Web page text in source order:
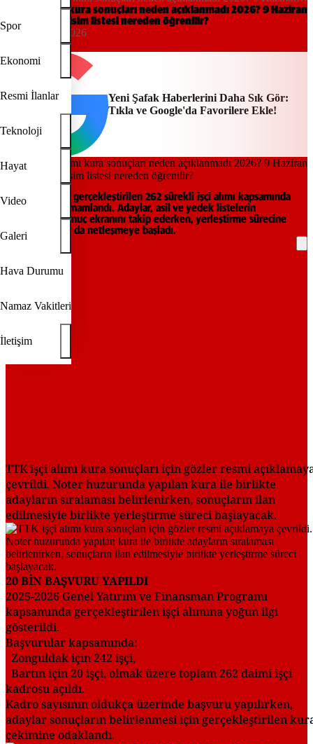
Spor
Ekonomi
Resmi İlanlar
Teknoloji
Hayat
Video
Galeri
Hava Durumu
Namaz Vakitleri
İletişim
asil ve yedek isim listesi nereden öğrenilir?
TTK işçi alımı kura sonuçları neden açıklanmadı 2026? 9 Haziran
asil ve yedek isim listesi nereden öğrenilir?
14:34, 09/06/2026
Yeni Şafak Haberlerini Daha Sık Gör:
Tıkla ve Google'da Favorilere Ekle!
TTK tarafından gerçekleştirilen 262 sürekli işçi alımı kapsamında
kura çekimi tamamlandı. Adaylar, asil ve yedek listelerin
açıklanacağı sonuç ekranını takip ederken, yerleştirme sürecine
ilişkin detaylar da netleşmeye başladı.
REKLAM
TTK işçi alımı kura sonuçları için gözler resmi
çevrildi. Noter huzurunda yapılan kura ile birlikte
adayların sıralaması belirlenirken, sonuçların ilan
edilmesiyle birlikte yerleştirme süreci başlayacak.
20 BİN BAŞVURU YAPILDI
2025-2026 Genel Yatırım ve Finansman Programı
kapsamında gerçekleştirilen işçi alımına yoğun ilgi
gösterildi.
Başvurular kapsamında:
Zonguldak için 242 işçi,
Bartın için 20 işçi, olmak üzere toplam 262 daimi işçi
kadrosu açıldı.
Kadro sayısının oldukça üzerinde başvuru yapılırken,
adaylar sonuçların belirlenmesi için gerçekleştirilen
çekimine odaklandı.